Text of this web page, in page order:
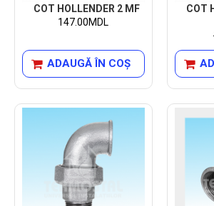
COT HOLLENDER 2 MF
147.00MDL
ADAUGĂ ÎN COŞ
COT